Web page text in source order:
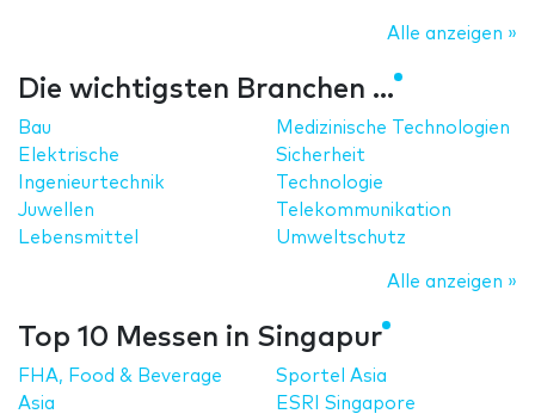
Alle anzeigen »
Die wichtigsten Branchen ...
Bau
Elektrische
Ingenieurtechnik
Juwellen
Lebensmittel
Medizinische Technologien
Sicherheit
Technologie
Telekommunikation
Umweltschutz
Alle anzeigen »
Top 10 Messen in Singapur
FHA, Food & Beverage
Asia
Sportel Asia
ESRI Singapore